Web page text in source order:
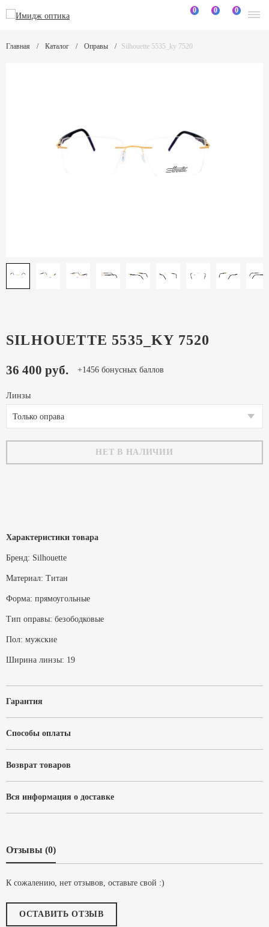
0 0 0
Главная Каталог Оправы Silhouette 5535_ky 7520
SILHOUETTE 5535_KY 7520
36 400 руб. +1456 бонусных баллов
Линзы
Только оправа
НЕТ В НАЛИЧИИ
Характеристики товара
Бренд: Silhouette
Материал: Титан
Форма: прямоугольные
Тип оправы: безободковые
Пол: мужские
Ширина линзы: 19
Гарантия
Способы оплаты
Возврат товаров
Вся информация о доставке
Отзывы (0)
К сожалению, нет отзывов, оставьте свой :)
ОСТАВИТЬ ОТЗЫВ